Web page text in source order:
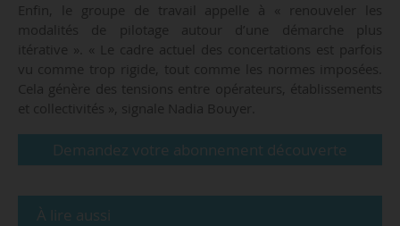
Enfin, le groupe de travail appelle à « renouveler les
modalités de pilotage autour d’une démarche plus
itérative ». « Le cadre actuel des concertations est parfois
vu comme trop rigide, tout comme les normes imposées.
Cela génère des tensions entre opérateurs, établissements
et collectivités », signale Nadia Bouyer.
Demandez votre abonnement découverte
À lire aussi